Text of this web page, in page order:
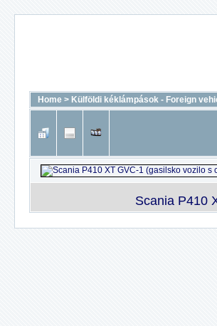
Home > Külföldi kéklámpások - Foreign
Scania P410